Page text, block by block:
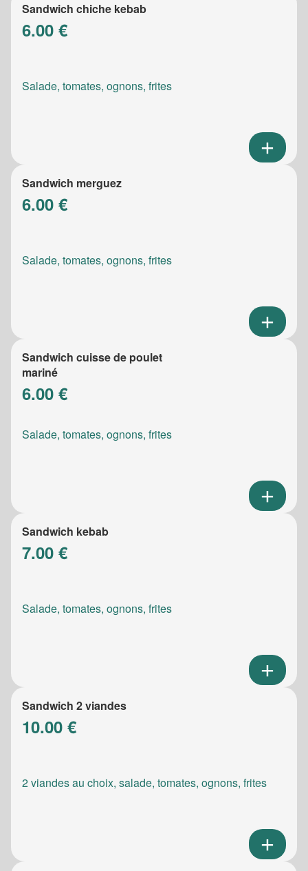
Sandwich chiche kebab
6.00 €
Salade, tomates, ognons, frites
Sandwich merguez
6.00 €
Salade, tomates, ognons, frites
Sandwich cuisse de poulet
mariné
6.00 €
Salade, tomates, ognons, frites
Sandwich kebab
7.00 €
Salade, tomates, ognons, frites
Sandwich 2 viandes
10.00 €
2 viandes au choix, salade, tomates, ognons, frites